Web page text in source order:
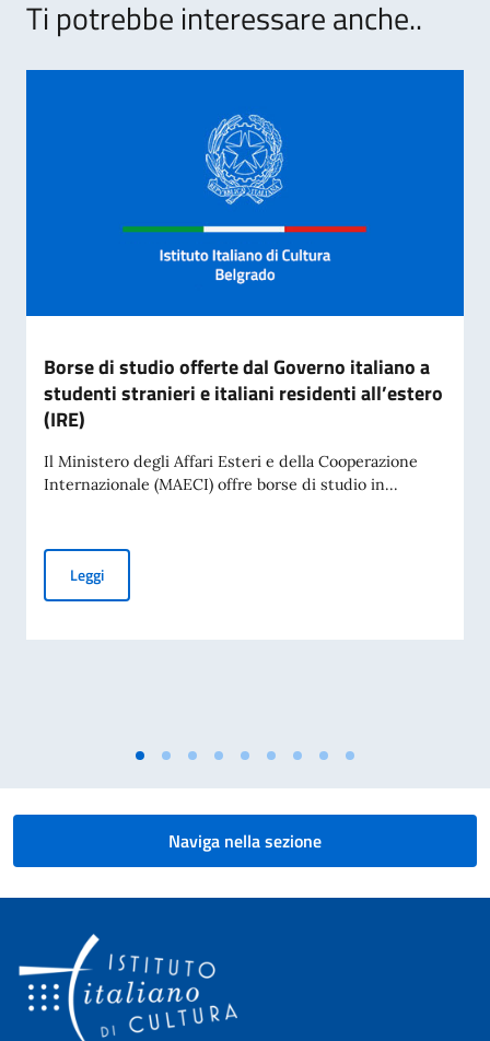
Ti potrebbe interessare anche..
Borse di studio offerte dal Governo italiano a
studenti stranieri e italiani residenti all’estero
(IRE)
Il Ministero degli Affari Esteri e della Cooperazione
Internazionale (MAECI) offre borse di studio in...
LeggiBorse di studio offerte dal Governo italiano a studenti
Naviga nella sezione